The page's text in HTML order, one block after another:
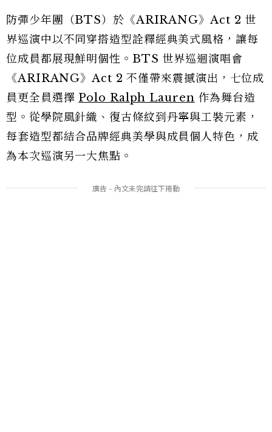
防彈少年團（BTS）於《ARIRANG》Act 2 世
界巡演中以不同穿搭造型詮釋經典美式風格，讓每
位成員都展現鮮明個性。BTS 世界巡迴演唱會
《ARIRANG》Act 2 不僅帶來震撼演出，七位成
員更全員選擇 Polo Ralph Lauren 作為舞台造
型。從學院風針織、復古條紋到丹寧與工裝元素，
每套造型都結合品牌經典美學與成員個人特色，成
為本次巡演另一大焦點。